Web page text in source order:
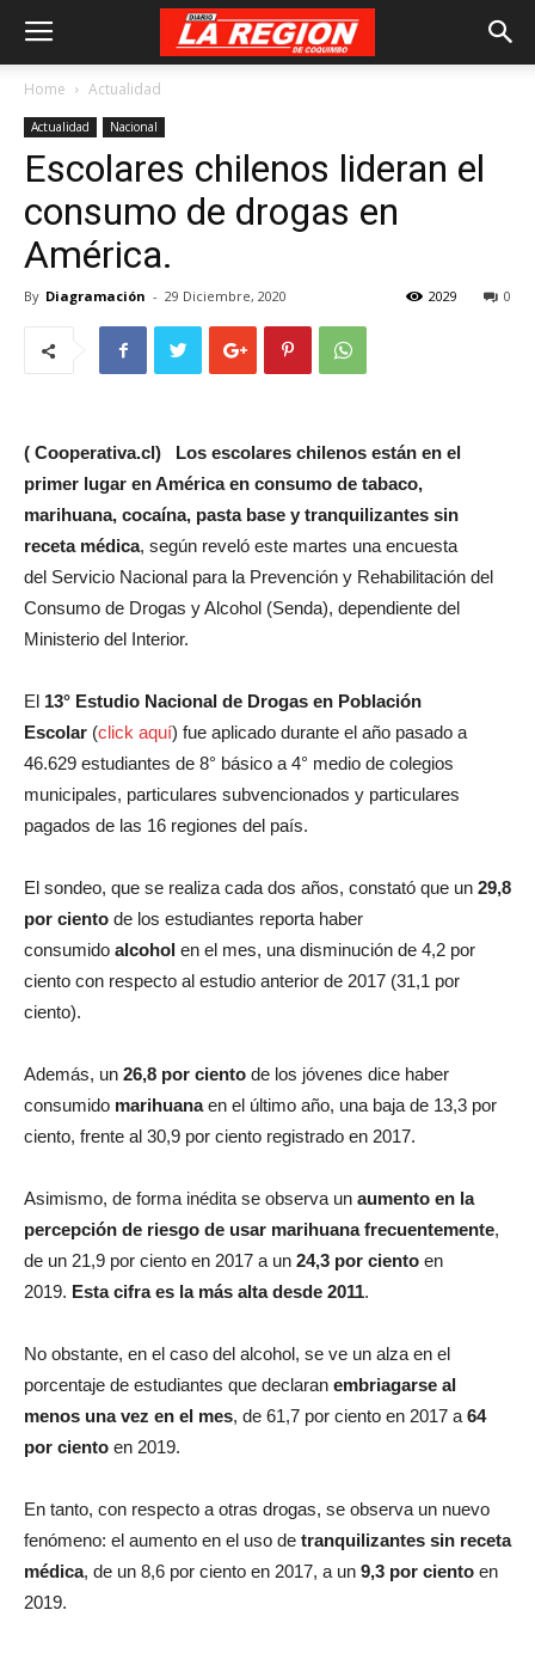
Home Actualidad
Actualidad Nacional
Escolares chilenos lideran el
consumo de drogas en
América.
By Diagramación - 29 Diciembre, 2020 0
2029
( Cooperativa.cl) Los escolares chilenos están en el
primer lugar en América en consumo de tabaco,
marihuana, cocaína, pasta base y tranquilizantes sin
receta médica, según reveló este martes una encuesta
del Servicio Nacional para la Prevención y Rehabilitación del
Consumo de Drogas y Alcohol (Senda), dependiente del
Ministerio del Interior.
El 13° Estudio Nacional de Drogas en Población
Escolar (click aquí) fue aplicado durante el año pasado a
46.629 estudiantes de 8° básico a 4° medio de colegios
municipales, particulares subvencionados y particulares
pagados de las 16 regiones del país.
El sondeo, que se realiza cada dos años, constató que un 29,8
por ciento de los estudiantes reporta haber
consumido alcohol en el mes, una disminución de 4,2 por
ciento con respecto al estudio anterior de 2017 (31,1 por
ciento).
Además, un 26,8 por ciento de los jóvenes dice haber
consumido marihuanaen el último año, una baja de 13,3 por
ciento, frente al 30,9 por ciento registrado en 2017.
Asimismo, de forma inédita se observa un aumento en la
percepción de riesgo de usar marihuana frecuentemente,
de un 21,9 por ciento en 2017 a un 24,3 por ciento en
2019. Esta cifra es la más alta desde 2011.
No obstante, en el caso del alcohol, se ve un alza en el
porcentaje de estudiantes que declaran embriagarse al
menos una vez en el mes, de 61,7 por ciento en 2017 a 64
por ciento en 2019.
En tanto, con respecto a otras drogas, se observa un nuevo
fenómeno: el aumento en el uso de tranquilizantes sin receta
médica, de un 8,6 por ciento en 2017, a un 9,3 por ciento en
2019.